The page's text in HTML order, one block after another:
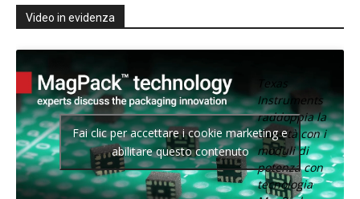
Video in evidenza
Texas
Instruments
raddoppia la
densità con i
moduli di
potenza con
tecnologia
Fai clic per accettare i cookie marketing e
abilitare questo contenuto